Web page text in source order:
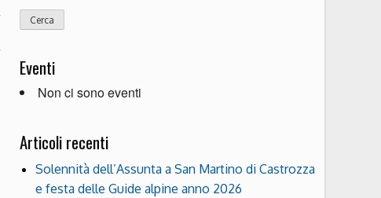
Eventi
Non ci sono eventi
Articoli recenti
Solennità dell’Assunta a San Martino di Castrozza
e festa delle Guide alpine anno 2026